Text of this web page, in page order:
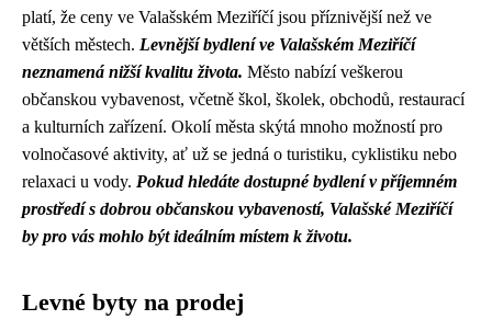
platí, že ceny ve Valašském Meziříčí jsou příznivější než ve
větších městech. Levnější bydlení ve Valašském Meziříčí
neznamená nižší kvalitu života. Město nabízí veškerou
občanskou vybavenost, včetně škol, školek, obchodů, restaurací
a kulturních zařízení. Okolí města skýtá mnoho možností pro
volnočasové aktivity, ať už se jedná o turistiku, cyklistiku nebo
relaxaci u vody. Pokud hledáte dostupné bydlení v příjemném
prostředí s dobrou občanskou vybaveností, Valašské Meziříčí
by pro vás mohlo být ideálním místem k životu.
Levné byty na prodej